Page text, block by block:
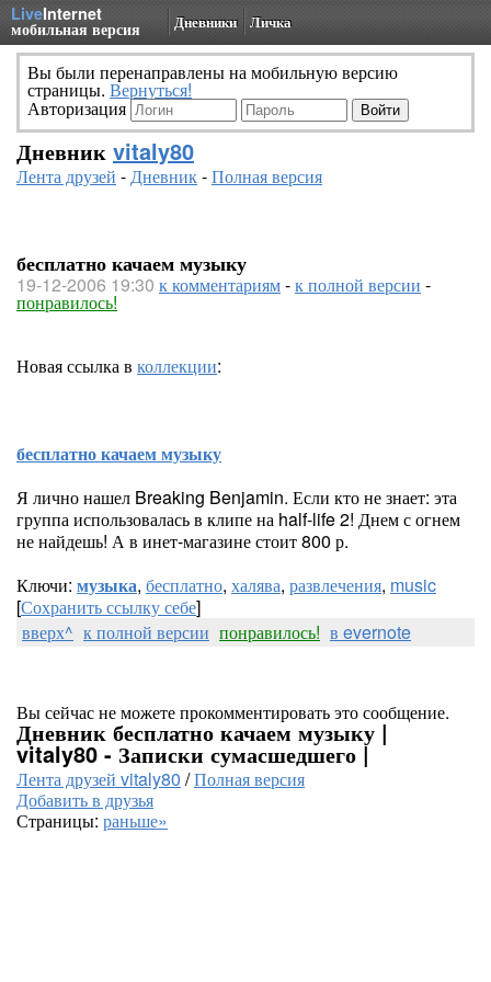
LiveInternet
мобильная версия Дневники Личка
Вы были перенаправлены на мобильную версию
страницы. Вернуться!
Авторизация
Дневник vitaly80
Лента друзей -Дневник-Полная версия
бесплатно качаем музыку
19-12-2006 19:30 к комментариям-к полной версии -
понравилось!
Новая ссылка в коллекции:
бесплатно качаем музыку
Я лично нашел Breaking Benjamin. Если кто не знает: эта
группа использовалась в клипе на half-life 2! Днем с огнем
не найдешь! А в инет-магазине стоит 800 р.
Ключи: музыка, бесплатно, халява, развлечения, music
[Сохранить ссылку себе]
вверх^ к полной версии понравилось! в evernote
Вы сейчас не можете прокомментировать это сообщение.
Дневник бесплатно качаем музыку |
vitaly80 - Записки сумасшедшего |
Лента друзей vitaly80 /Полная версия
Добавить в друзья
Страницы: раньше»